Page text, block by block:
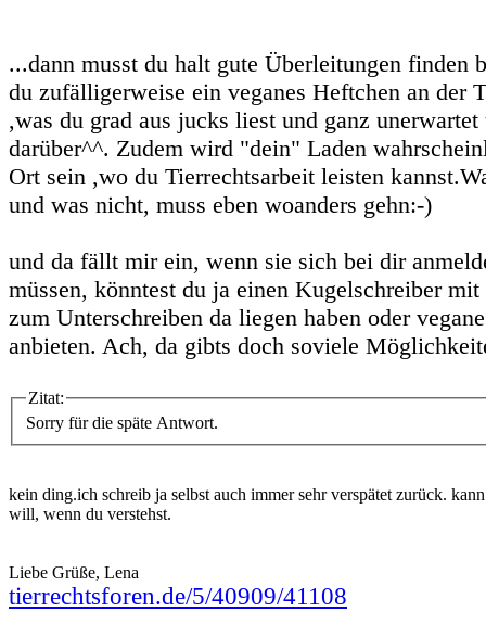
...dann musst du halt gute Überleitungen finden
du zufälligerweise ein veganes Heftchen an der
,was du grad aus jucks liest und ganz
darüber^^. Zudem wird "dein" Laden
Ort sein ,wo du Tierrechtsarbeit leisten
und was nicht, muss eben woanders gehn:-)
und da fällt mir ein, wenn sie sich bei dir
müssen, könntest du ja einen Kugelschreiber
zum Unterschreiben da liegen haben oder
anbieten. Ach, da gibts doch soviele
Zitat:
Sorry für die späte Antwort.
kein ding.ich schreib ja selbst auch immer sehr verspätet zurück.
will, wenn du verstehst.
Liebe Grüße, Lena
tierrechtsforen.de/5/40909/41108